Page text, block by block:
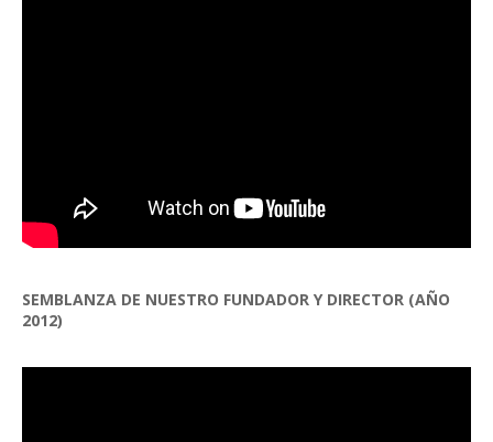
SEMBLANZA DE NUESTRO FUNDADOR Y DIRECTOR (AÑO
2012)